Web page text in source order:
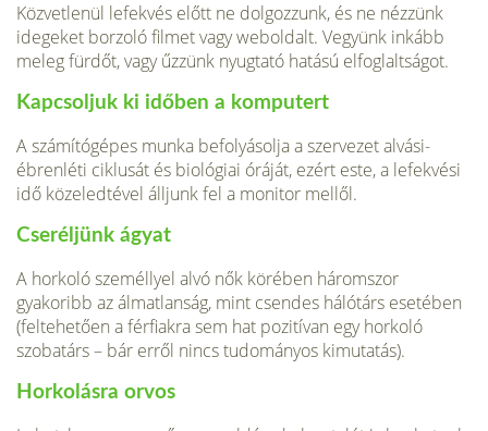
Közvetlenül lefekvés előtt ne dolgozzunk, és ne nézzünk
idegeket borzoló filmet vagy weboldalt. Vegyünk inkább
meleg fürdőt, vagy űzzünk nyugtató hatású elfoglaltságot.
Kapcsoljuk ki időben a komputert
A számítógépes munka befolyásolja a szervezet alvási-
ébrenléti ciklusát és biológiai óráját, ezért este, a lefekvési
idő közeledtével álljunk fel a monitor mellől.
Cseréljünk ágyat
A horkoló személlyel alvó nők körében háromszor
gyakoribb az álmatlanság, mint csendes hálótárs esetében
(feltehetően a férfiakra sem hat pozitívan egy horkoló
szobatárs – bár erről nincs tudományos kimutatás).
Horkolásra orvos